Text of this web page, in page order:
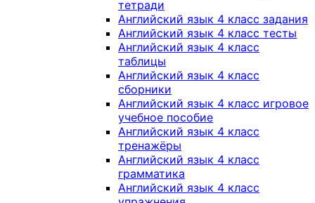
тетради
Английский язык 4 класс задания
Английский язык 4 класс тесты
Английский язык 4 класс
таблицы
Английский язык 4 класс
сборники
Английский язык 4 класс игровое
учебное пособие
Английский язык 4 класс
тренажёры
Английский язык 4 класс
грамматика
Английский язык 4 класс